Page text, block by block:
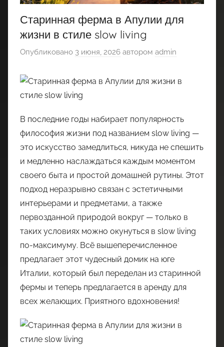
Старинная ферма в Апулии для
жизни в стиле slow living
Опубликовано 3 июня, 2026 автором admin
В последние годы набирает популярность
философия жизни под названием slow living —
это искусство замедлиться, никуда не спешить
и медленно наслаждаться каждым моментом
своего быта и простой домашней рутины. Этот
подход неразрывно связан с эстетичными
интерьерами и предметами, а также
первозданной природой вокруг — только в
таких условиях можно окунуться в slow living
по-максимуму. Всё вышеперечисленное
предлагает этот чудесный домик на юге
Италии, который был переделан из старинной
фермы и теперь предлагается в аренду для
всех желающих. Приятного вдохновения!